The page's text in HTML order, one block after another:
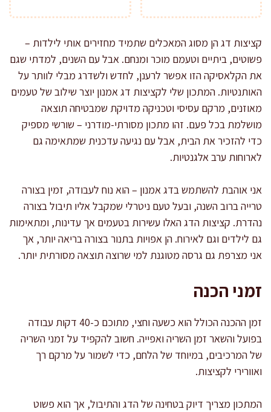
קציצות דג הן מסוג המאכלים שתמיד מחזירים אותי לילדות –
פשוטים, ביתיים וטעמם מוכר ומנחם. אבל עם השנים, למדתי שגם
את הקלאסיקה הזו אפשר לרענן, לחדש ולשדרג מבלי לוותר על
האותנטיות. המתכון שלי לקציצות דג אמנון יוצר שילוב של טעמים
מאוזנים, מרקם עסיסי וטכניקה מדויקת שמבטיחה תוצאה
מושלמת בכל פעם. זהו מתכון מסורתי-מודרני – שורשי מספיק
כדי להזכיר את הבית, אבל עם נגיעה עדכנית שמתאימה גם
לארוחות ערב אלגנטיות.
אני אוהבת להשתמש בדג אמנון – הוא נוח לעבודה, זמין בצורה
טרייה ברוב השנה, ובעל טעם ניטרלי שמקבל אליו תיבול בצורה
נהדרת. קציצות הדג האלו עשירות בטעמים אך עדינות, ומתאימות
גם לילדים וגם לאירוח. הן אפויות בתנור בצורה בריאה יותר, אך
אני מצרפת גם גרסה מטוגנת למי שרוצה תוצאה מסורתית יותר.
זמני הכנה
זמן ההכנה הכולל הוא כשעה וחצי, מתוכם כ-40 דקות עבודה
בפועל והשאר זמן השריה ואפייה. חשוב להקפיד על זמני השריה
של המרכיבים, במיוחד של הלחם, כדי לשמור על מרקם רך
ואוורירי לקציצות.
המתכון מצריך דיוק בטחינה של הדג והתיבול, אך הוא פשוט